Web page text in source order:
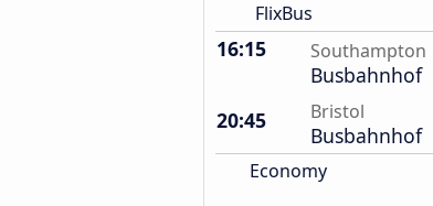
FlixBus
16:15 Southampton
Busbahnhof
20:45
Bristol
Busbahnhof
Economy